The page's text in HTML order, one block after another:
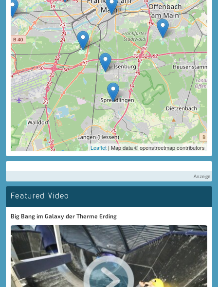
Leaflet | Map data © openstreetmap contributors
Anzeige
Featured Video
Big Bang im Galaxy der Therme Erding